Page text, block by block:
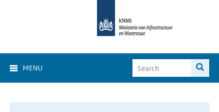
MENU